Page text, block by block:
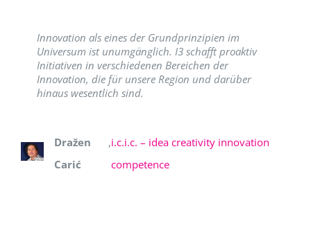
Innovation als eines der Grundprinzipien im
Universum ist unumgänglich. I3 schafft proaktiv
Initiativen in verschiedenen Bereichen der
Innovation, die für unsere Region und darüber
hinaus wesentlich sind.
Dražen
Carić
,i.c.i.c. – idea creativity innovation
competence